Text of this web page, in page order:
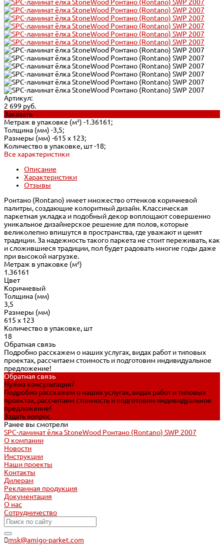
Артикул:
2 699 руб.
Заказать
Метраж в упаковке (м²) -1.36161;
Толщина (мм) -3,5;
Размеры (мм) -615 х 123;
Количество в упаковке, шт -18;
Все характеристики
Описание
Характеристики
Отзывы
Ронтано (Rontano) имеет множество оттенков коричневой
палитры, создающие колоритный дизайн. Классическая
паркетная укладка и подобный декор воплощают совершенно
уникальное дизайнерское решение для полов, которые
великолепно впишутся в пространства, где уважают и ценят
традиции. За надежность такого паркета не стоит переживать, как
и сложившиеся традиции, пол будет радовать многие годы даже
при высокой нагрузке.
Метраж в упаковке (м²)
1.36161
Цвет
Коричневый
Толщина (мм)
3,5
Размеры (мм)
615 х 123
Количество в упаковке, шт
18
Обратная связь
Подробно расскажем о наших услугах, видах работ и типовых
проектах, рассчитаем стоимость и подготовим индивидуальное
предложение!
Обратная связь
Нужна консультация?
Подробно расскажем о наших услугах, видах работ и типовых
проектах, рассчитаем стоимость и подготовим индивидуальное
предложение!
Задать вопрос
Ранее вы смотрели
SPC-ламинат ёлка StoneWood Ронтано (Rontano) SWP 2007
О компании
Новости
Инструкции
Наши проекты
Контакты
Дилерам
Рекламная продукция
Документация
О нас
Сотрудничество
msk@amigo-parket.com